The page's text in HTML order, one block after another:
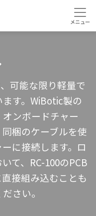
可能な限り軽量で
す。WiBotic製の
ンボードチャー
梱のケーブルを使
に接続します。ロ
て、RC-100のPCB
接組み込むことも
さい。